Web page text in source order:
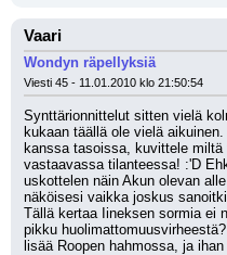
Vaari
Wondyn räpellyksiä
Viesti 45 - 11.01.2010 klo 21:50:54
Synttärionnittelut sitten vielä
kukaan täällä ole vielä
kanssa tasoissa, kuvittele
vastaavassa tilanteessa! :'D
uskottelen näin Akun olevan
näköisesi vaikka joskus
Tällä kertaa Iineksen sormia ei
pikku
lisää Roopen hahmossa, ja